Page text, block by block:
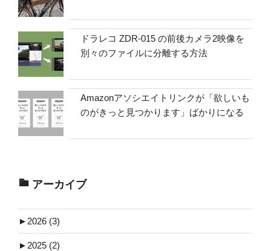
ドラレコ ZDR-015 の前後カメラ2映像を
別々のファイルに分離する方法
Amazonアソシエイトリンクが「欲しいも
のがきっと見つかります」ばかりになる
アーカイブ
► 2026 (3)
► 2025 (2)